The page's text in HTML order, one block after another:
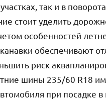
так и в
стоит уделить
особенностей
обеспечивают
риск
шины 235/60 R18
при посадке